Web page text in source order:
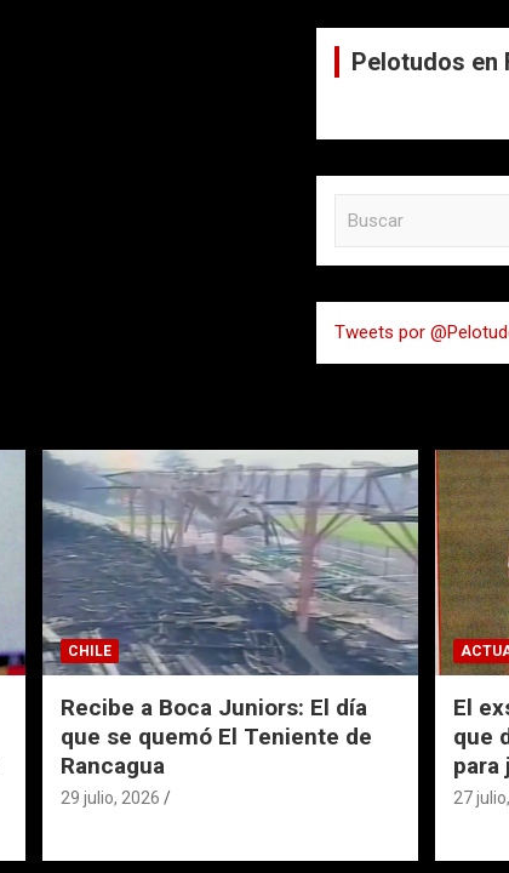
Pelotudos en
a
r
Tweets por
CHILE
Recibe a Boca Juniors: El día
que se quemó El Teniente de
Rancagua
29 julio, 2026
El
que
para
27